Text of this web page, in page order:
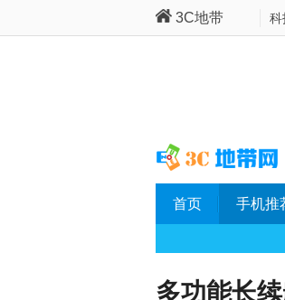
3C地带 科
首页 手机推
多功能长